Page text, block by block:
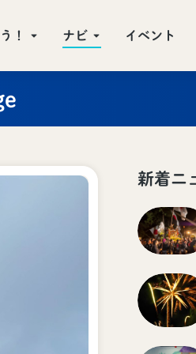
！ ナビ イベント
新着ニ